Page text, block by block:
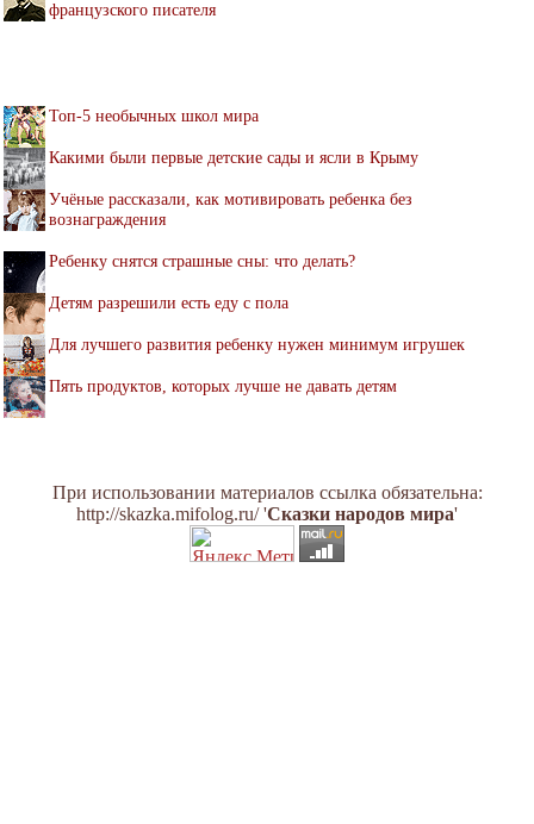
французского писателя
Топ-5 необычных школ мира
Какими были первые детские сады и ясли в Крыму
Учёные рассказали, как мотивировать ребенка без
вознаграждения
Ребенку снятся страшные сны: что делать?
Детям разрешили есть еду с пола
Для лучшего развития ребенку нужен минимум игрушек
Пять продуктов, которых лучше не давать детям
При использовании материалов ссылка обязательна:
http://skazka.mifolog.ru/ 'Сказки народов мира'